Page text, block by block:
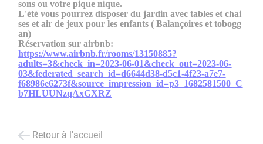
sons ou votre pique nique.
L'été vous pourrez disposer du jardin avec tables et chai
ses et air de jeux pour les enfants ( Balançoires et tobogg
an)
Réservation sur airbnb:
https://www.airbnb.fr/rooms/13150885?
adults=3&check_in=2023-06-01&check_out=2023-06-
03&federated_search_id=d6644d38-d5c1-4f23-a7e7-
f68986e6273f&source_impression_id=p3_1682581500_C
b7HLUUNzqAxGXRZ
Retour à l'accueil